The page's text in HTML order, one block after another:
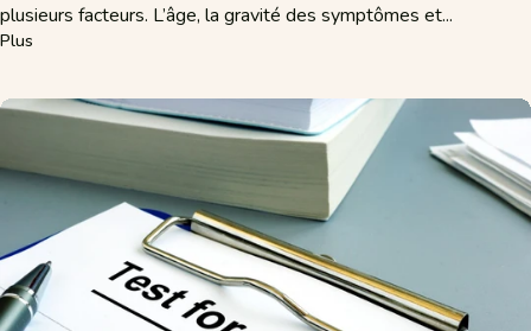
plusieurs facteurs. L’âge, la gravité des symptômes et...
Plus